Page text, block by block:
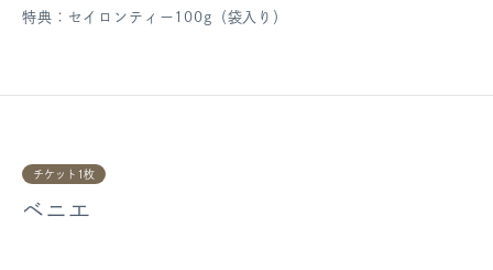
特典：セイロンティー100g（袋入り）
チケット1枚
ベニエ